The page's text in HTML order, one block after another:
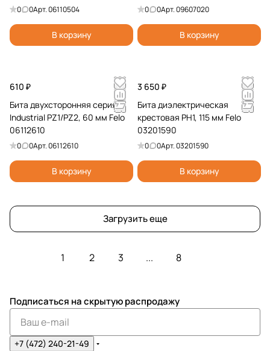
0 0Арт.06110504
В корзину
0 0Арт.09607020
В корзину
610 ₽
Бита двухсторонняя серия
Industrial PZ1/PZ2, 60 мм Felo
06112610
0 0Арт.06112610
В корзину
3 650 ₽
Бита диэлектрическая
крестовая PH1, 115 мм Felo
03201590
0 0Арт.03201590
В корзину
Загрузить еще
1 2 3 ... 8
Подписаться на скрытую распродажу
+7 (472) 240-21-49